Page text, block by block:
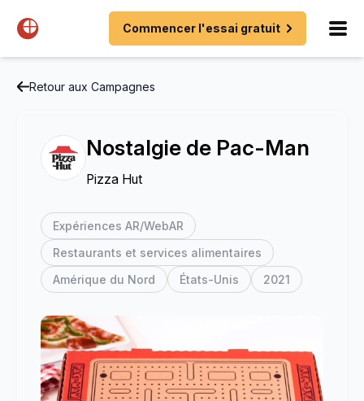
Commencer l'essai gratuit
Retour aux Campagnes
Nostalgie de Pac-Man
Pizza Hut
Expériences AR/WebAR
Restaurants et services alimentaires
Amérique du Nord
États-Unis 2021